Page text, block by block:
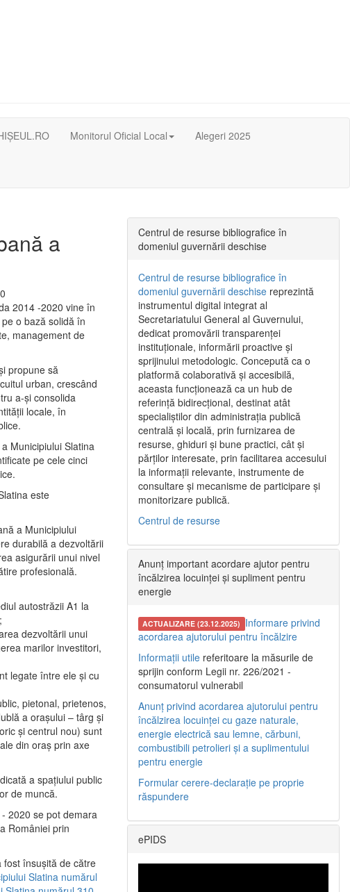
Monitorul Oficial Local Alegeri 2025
a
2014 -2020 vine în
o bază solidă în
management de
propune să
urban, crescând
a-şi consolida
locale, în
Municipiului Slatina
pe cele cinci
este
a Municipiului
durabilă a dezvoltării
asigurării unui nivel
profesională.
autostrăzii A1 la
dezvoltării unui
marilor investitori,
legate între ele şi cu
pietonal, prietenos,
a oraşului – târg şi
şi centrul nou) sunt
din oraş prin axe
a spaţiului public
de muncă.
2020 se pot demara
României prin
fost însuşită de către
Slatina numărul
Centrul de resurse bibliografice în
domeniul guvernării deschise
Centrul de resurse bibliografice în
domeniul guvernării deschise reprezintă
instrumentul digital integrat al
Secretariatului General al Guvernului,
dedicat promovării transparenței
instituționale, informării proactive și
sprijinului metodologic. Concepută ca o
platformă colaborativă și accesibilă,
aceasta funcționează ca un hub de
referință bidirecțional, destinat atât
specialiștilor din administrația publică
centrală și locală, prin furnizarea de
resurse, ghiduri și bune practici, cât și
părților interesate, prin facilitarea accesului
la informații relevante, instrumente de
consultare și mecanisme de participare și
monitorizare publică.
Centrul de resurse
Anunț important acordare ajutor pentru
încălzirea locuinței și supliment pentru
energie
ACTUALIZARE (23.12.2025) Informare privind
acordarea ajutorului pentru încălzire
Informații utile referitoare la măsurile de
sprijin conform Legii nr. 226/2021 -
consumatorul vulnerabil
Anunț privind acordarea ajutorului pentru
încălzirea locuinței cu gaze naturale,
energie electrică sau lemne, cărbuni,
combustibili petrolieri și a suplimentului
pentru energie
Formular cerere-declarație pe proprie
răspundere
ePIDS